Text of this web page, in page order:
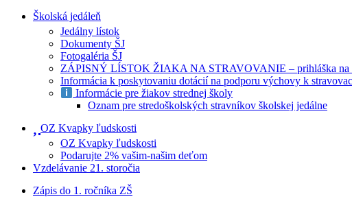
Školská jedáleň
Jedálny lístok
Dokumenty ŠJ
Fotogaléria ŠJ
ZÁPISNÝ LÍSTOK ŽIAKA NA STRAVOVANIE – prihláška na
Informácia k poskytovaniu dotácií na podporu výchovy k
Informácie pre žiakov strednej školy
Oznam pre stredoškolských stravníkov školskej jedálne
OZ Kvapky ľudskosti
OZ Kvapky ľudskosti
Podarujte 2% vašim-našim deťom
Vzdelávanie 21. storočia
Zápis do 1. ročníka ZŠ